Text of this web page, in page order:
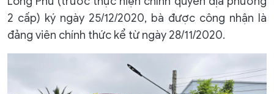
2 cấp) ký ngày 25/12/2020, bà được công nhận là
đảng viên chính thức kể từ ngày 28/11/2020.